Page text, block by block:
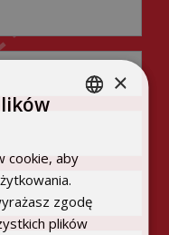
ENGLISH
×
cookie, aby
zgodę
plików